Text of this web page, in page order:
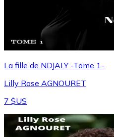
La fille de NDJALY -Tome 1-
Lilly Rose AGNOURET
7 $US